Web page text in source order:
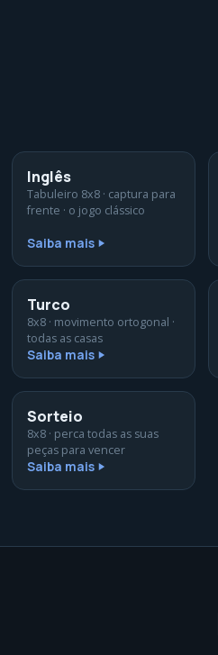
Inglês
Tabuleiro 8x8 · captura para
frente · o jogo clássico
Saiba mais
Turco
8x8 · movimento ortogonal ·
todas as casas
Saiba mais
Sorteio
8x8 · perca todas as suas
peças para vencer
Saiba mais